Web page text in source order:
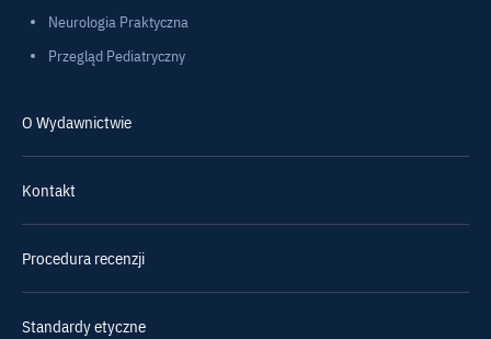
Neurologia Praktyczna
Przegląd Pediatryczny
O Wydawnictwie
Kontakt
Procedura recenzji
Standardy etyczne